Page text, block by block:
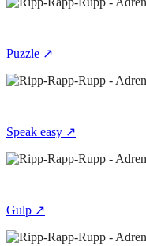
Puzzle ↗
Speak easy ↗
Gulp ↗